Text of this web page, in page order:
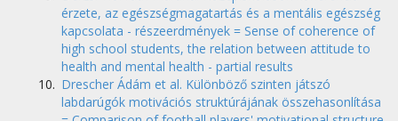
érzete, az egészségmagatartás és a mentális egészség
kapcsolata - részeerdmények = Sense of coherence of
high school students, the relation between attitude to
health and mental health - partial results
Drescher Ádám et al. Különböző szinten játszó
labdarúgók motivációs struktúrájának összehasonlítása